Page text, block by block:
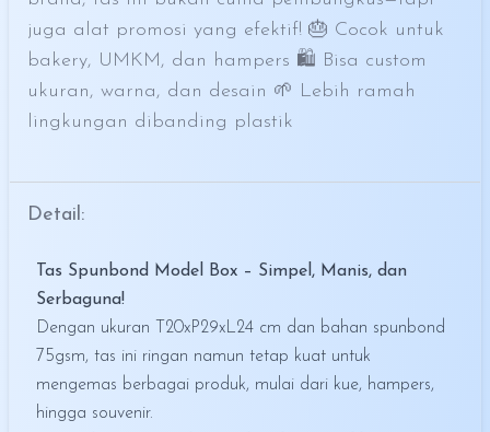
juga alat promosi yang efektif! 🎂 Cocok untuk
bakery, UMKM, dan hampers 🛍️ Bisa custom
ukuran, warna, dan desain 🌱 Lebih ramah
lingkungan dibanding plastik
Detail:
Tas Spunbond Model Box – Simpel, Manis, dan
Serbaguna!
Dengan ukuran T20xP29xL24 cm dan bahan spunbond
75gsm, tas ini ringan namun tetap kuat untuk
mengemas berbagai produk, mulai dari kue, hampers,
hingga souvenir.